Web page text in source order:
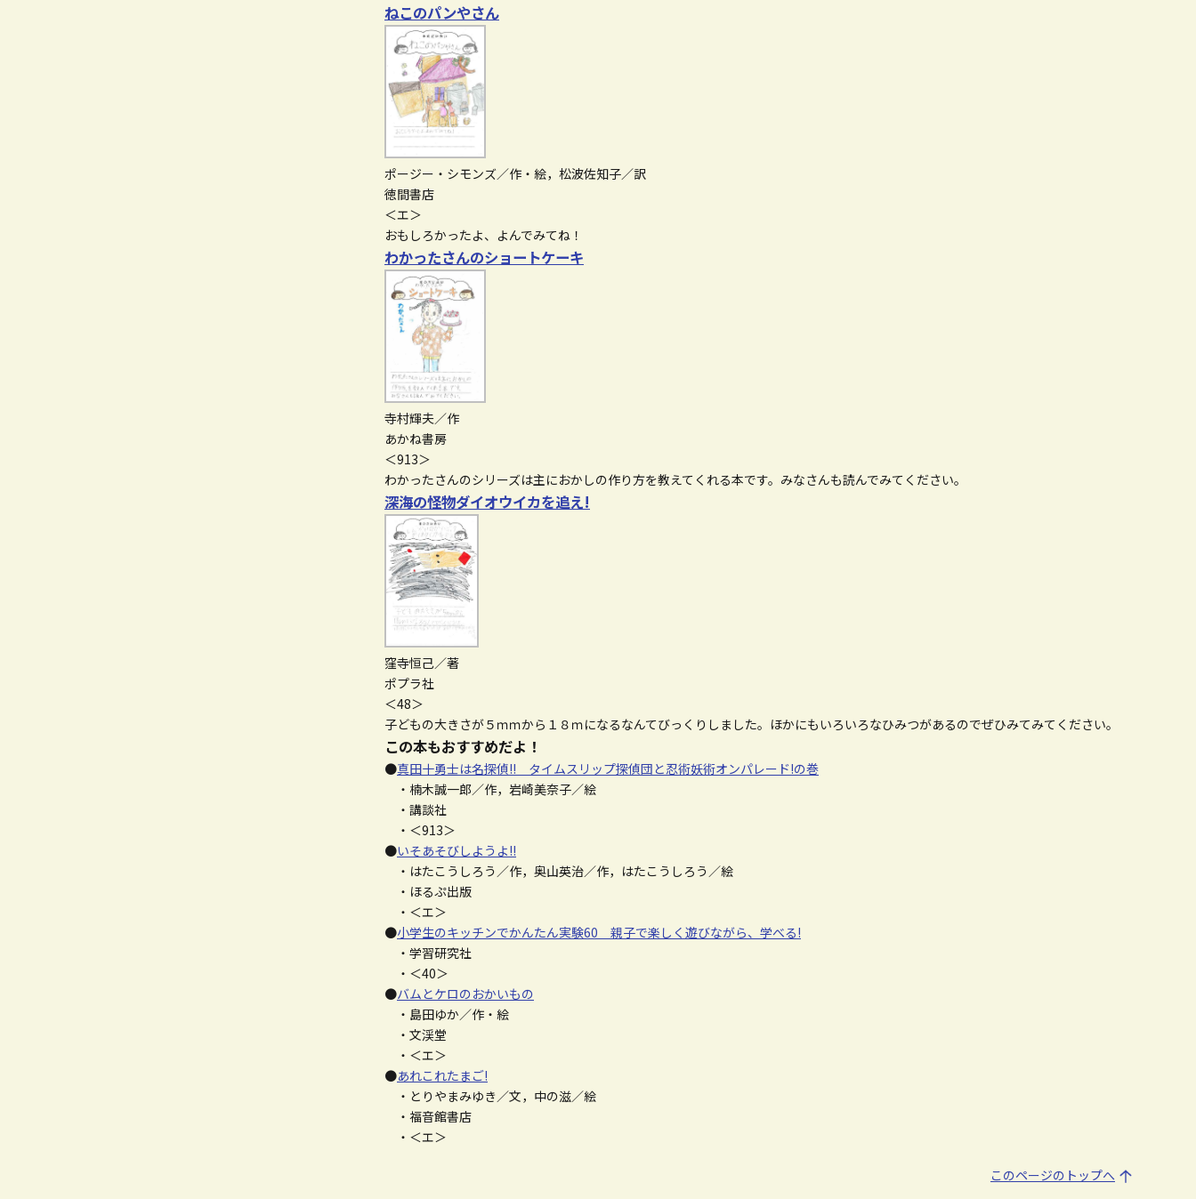
ねこのパンやさん
ポージー・シモンズ／作・絵，松波佐知子／訳
徳間書店
＜エ＞
おもしろかったよ、よんでみてね！
わかったさんのショートケーキ
寺村輝夫／作
あかね書房
＜913＞
わかったさんのシリーズは主におかしの作り方を教えてくれる本です。みなさんも読んでみてください。
深海の怪物ダイオウイカを追え!
窪寺恒己／著
ポプラ社
＜48＞
子どもの大きさが５ｍｍから１８ｍになるなんてびっくりしました。ほかにもいろいろなひみつがあるのでぜひみてみてください。
この本もおすすめだよ！
●真田十勇士は名探偵!! タイムスリップ探偵団と忍術妖術オンパレード!の巻
・楠木誠一郎／作，岩崎美奈子／絵
・講談社
・＜913＞
●いそあそびしようよ!!
・はたこうしろう／作，奥山英治／作，はたこうしろう／絵
・ほるぷ出版
・＜エ＞
●小学生のキッチンでかんたん実験60 親子で楽しく遊びながら、学べる!
・学習研究社
・＜40＞
●バムとケロのおかいもの
・島田ゆか／作・絵
・文渓堂
・＜エ＞
●あれこれたまご!
・とりやまみゆき／文，中の滋／絵
・福音館書店
・＜エ＞
このページのトップへ